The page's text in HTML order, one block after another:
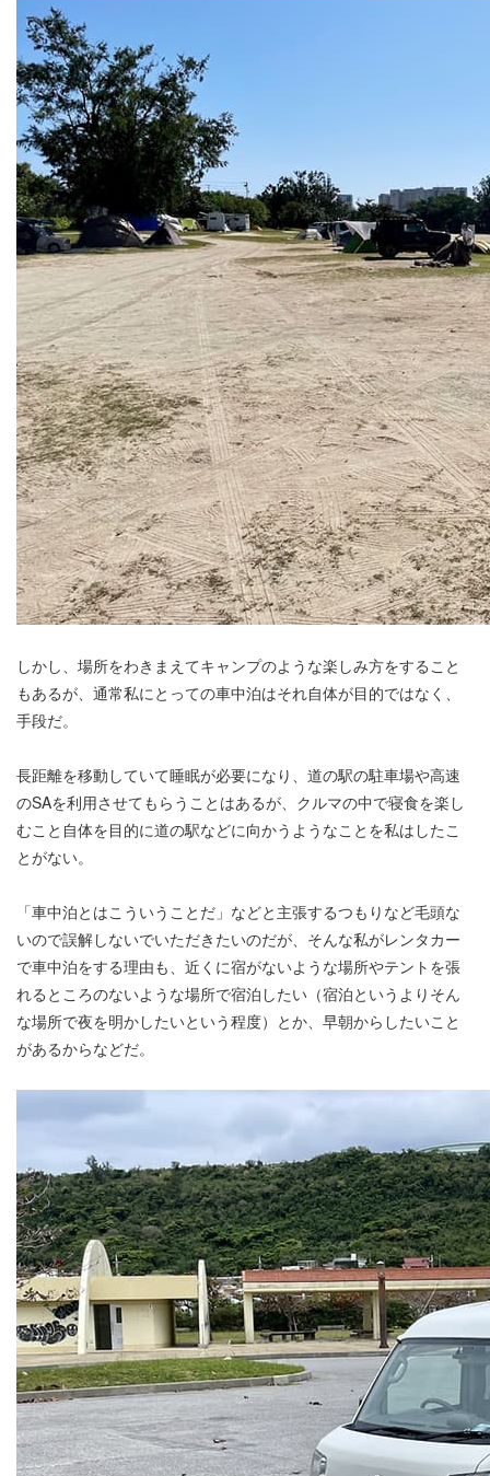
しかし、場所をわきまえてキャンプのような楽しみ方をすること
もあるが、通常私にとっての車中泊はそれ自体が目的ではなく、
手段だ。
長距離を移動していて睡眠が必要になり、道の駅の駐車場や高速
のSAを利用させてもらうことはあるが、クルマの中で寝食を楽し
むこと自体を目的に道の駅などに向かうようなことを私はしたこ
とがない。
「車中泊とはこういうことだ」などと主張するつもりなど毛頭な
いので誤解しないでいただきたいのだが、そんな私がレンタカー
で車中泊をする理由も、近くに宿がないような場所やテントを張
れるところのないような場所で宿泊したい（宿泊というよりそん
な場所で夜を明かしたいという程度）とか、早朝からしたいこと
があるからなどだ。